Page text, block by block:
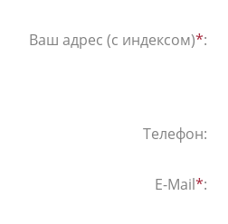
Ваш адрес (с индексом)*:
Телефон:
E-Mail*: